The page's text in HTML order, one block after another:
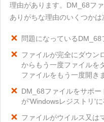
理由があります。DM_68フ
ありがちな理由のいくつかは
問題になっている
ファイルが完全にダウン
からもう一度ファイルを
ファイルをもう一度開き
DM_68ファイルをサポ
が'Windowsレジストリ'
ファイルがウイルス又は